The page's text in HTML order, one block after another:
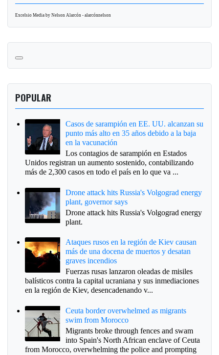
Excelsio Media by Nelson Alarcón - alarcónnelson
POPULAR
Casos de sarampión en EE. UU. alcanzan su
punto más alto en 35 años debido a la baja
en la vacunación
Los contagios de sarampión en Estados
Unidos registran un aumento sostenido, contabilizando
más de 2,300 casos en todo el país en lo que va ...
Drone attack hits Russia's Volgograd energy
plant, governor says
Drone attack hits Russia's Volgograd energy
plant.
Ataques rusos en la región de Kiev causan
más de una docena de muertos y desatan
graves incendios
Fuerzas rusas lanzaron oleadas de misiles
balísticos contra la capital ucraniana y sus inmediaciones
en la región de Kiev, desencadenando v...
Ceuta border overwhelmed as migrants
swim from Morocco
Migrants broke through fences and swam
into Spain's North African enclave of Ceuta
from Morocco, overwhelming the police and prompting